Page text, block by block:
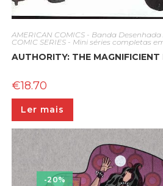
AMERICAN COMICS - Banda
COMIC SERIES - Mini séries completas
AUTHORITY: THE MAGNIFICIENT
€18.70
Ler mais
-20%